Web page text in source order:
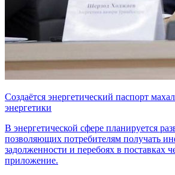
Создаётся энергетический паспорт
энергетики
В энергетической сфере планируется
позволяющих потребителям получать
задолженности и перебоях в поставках
приложение.